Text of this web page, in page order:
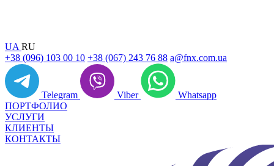
UA RU
+38 (096) 103 00 10 +38 (067) 243 76 88 a@fnx.com.ua
Telegram Viber
Whatsapp
ПОРТФОЛИО
УСЛУГИ
КЛИЕНТЫ
КОНТАКТЫ